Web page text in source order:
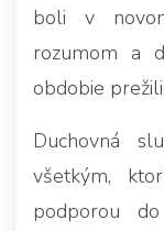
boli v
rozumom a
obdobie
Duchovná
všetkým,
podporou